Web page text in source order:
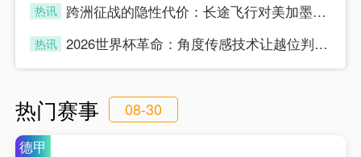
热讯
跨洲征战的隐性代价：长途飞行对美加墨世界杯预选赛球员竞技状态的多维影响分析
热讯
2026世界杯革命：角度传感技术让越位判罚进入“毫米级时代”
热门赛事 08-30
德甲